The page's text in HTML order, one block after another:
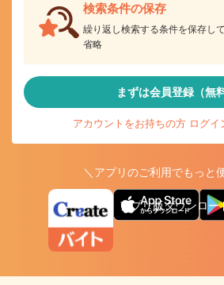
検索条件の保存
繰り返し検索する条件を保存し
省略
まずは会員登録（無料
アカウントをお持ちの方 ログイ
＼アプリのご利用でもっと
アプリ版ダウンロー